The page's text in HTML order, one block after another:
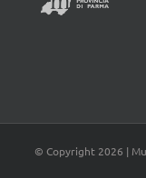
© Copyright 2026 |